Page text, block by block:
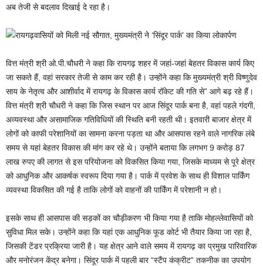
अब तेजी से बदलाव दिखाई दे रहा है।
वित्त मंत्री श्री ओ.पी.चौधरी ने कहा कि रायगढ़ शहर में जहां-जहां बेहतर विकास कार्य किए
जा सकते हैं, वहां सरकार तेजी से काम कर रही है। उन्होंने कहा कि मुख्यमंत्री श्री विष्णुदेव
साय के नेतृत्व और आशीर्वाद में रायगढ़ के विकास कार्य रॉकेट की गति से” आगे बढ़ रहे हैं।
वित्त मंत्री श्री चौधरी ने कहा कि जिस स्थान पर आज सिंदूर पार्क बना है, वहां पहले गंदगी,
अव्यवस्था और असामाजिक गतिविधियों की स्थिति बनी रहती थी। इतवारी बाजार क्षेत्र में
लोगों को काफी परेशानियों का सामना करना पड़ता था और आसपास रहने वाले नागरिक लंबे
समय से यहां बेहतर विकास की मांग कर रहे थे। उन्होंने बताया कि लगभग 9 करोड़ 87
लाख रुपए की लागत से इस परियोजना को विकसित किया गया, जिसके माध्यम से पूरे क्षेत्र
को आधुनिक और आकर्षक स्वरूप दिया गया है। पार्क में प्रवेश के साथ ही विशाल पार्किंग
व्यवस्था विकसित की गई है ताकि लोगों को वाहनों की पार्किंग में परेशानी न हो।
इसके साथ ही आसपास की सड़कों का चौड़ीकरण भी किया गया है ताकि मोहल्लेवासियों को
सुविधा मिल सके। उन्होंने कहा कि यहां एक आधुनिक फूड कोर्ट भी तैयार किया जा रहा है,
जिसकी टेंडर प्रक्रिया जारी है। यह क्षेत्र आने वाले समय में रायगढ़ का प्रमुख पारिवारिक
और मनोरंजन केंद्र बनेगा। सिंदूर पार्क में पहली बार “स्टैंप कंक्रीट” तकनीक का उपयोग